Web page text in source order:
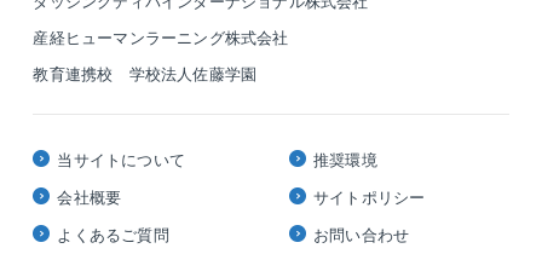
産経ヒューマンラーニング株式会社
教育連携校 学校法人佐藤学園
当サイトについて
会社概要
よくあるご質問
推奨環境
サイトポリシー
お問い合わせ